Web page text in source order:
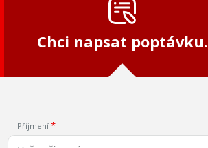
Chci napsat poptávku.
Příjmení